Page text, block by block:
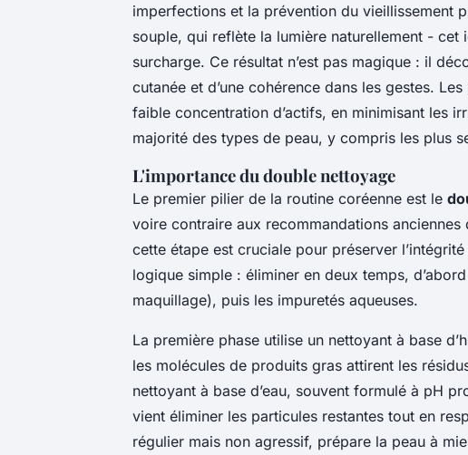
imperfections et la prévention du vieillissement
souple, qui reflète la lumière naturellement - cet
surcharge. Ce résultat n’est pas magique : il
cutanée et d’une cohérence dans les gestes.
faible concentration d’actifs, en minimisant les
majorité des types de peau, y compris les plus
L'importance du double nettoyage
Le premier pilier de la routine coréenne est le
voire contraire aux recommandations
cette étape est cruciale pour préserver
logique simple : éliminer en deux temps,
maquillage), puis les impuretés aqueuses.
La première phase utilise un nettoyant à base
les molécules de produits gras attirent les
nettoyant à base d’eau, souvent formulé à pH
vient éliminer les particules restantes tout en
régulier mais non agressif, prépare la peau à